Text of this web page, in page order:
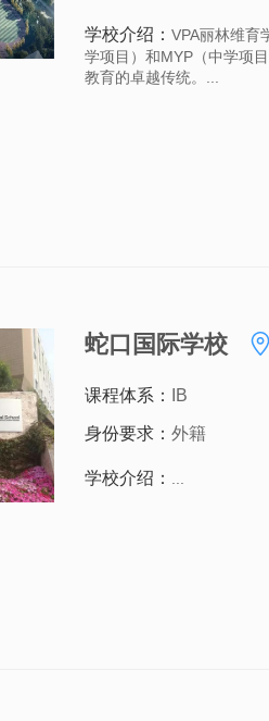
学校介绍： VPA丽林维育
学项目）和MYP（中学项
教育的卓越传统。...
蛇口国际学校
课程体系： IB
身份要求： 外籍
学校介绍：